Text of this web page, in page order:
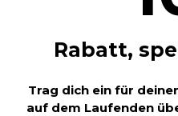
Rabatt,
Trag dich ein für
auf dem Laufenden